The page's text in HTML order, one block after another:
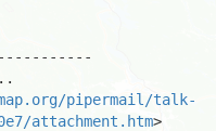
pipermail/talk-
attachment.htm>